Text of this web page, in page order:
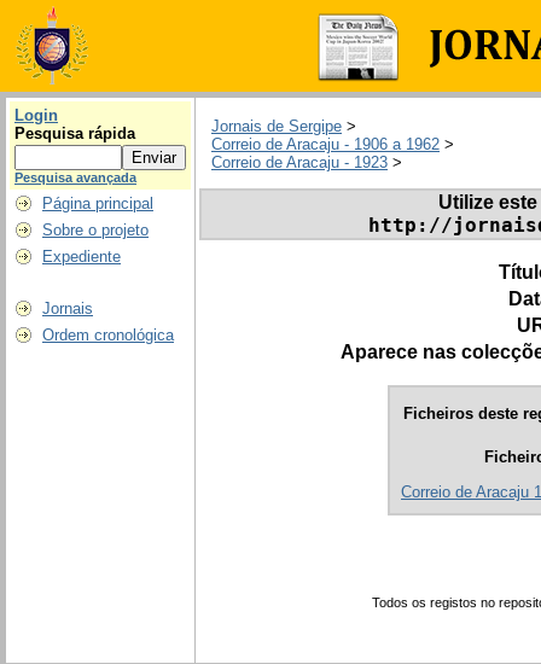
Login
Pesquisa rápida
Pesquisa avançada
Página principal
Sobre o projeto
Expediente
Jornais
Ordem cronológica
Jornais de Sergipe >
Correio de Aracaju - 1906 a 1962 >
Correio de Aracaju - 1923 >
Utilize
http://
Aparece nas
Ficheiros deste
Correio de Aracaju
Todos os registos no